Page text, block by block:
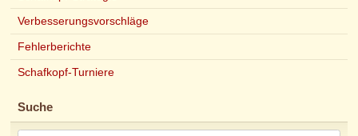
Verbesserungsvorschläge
Fehlerberichte
Schafkopf-Turniere
Suche